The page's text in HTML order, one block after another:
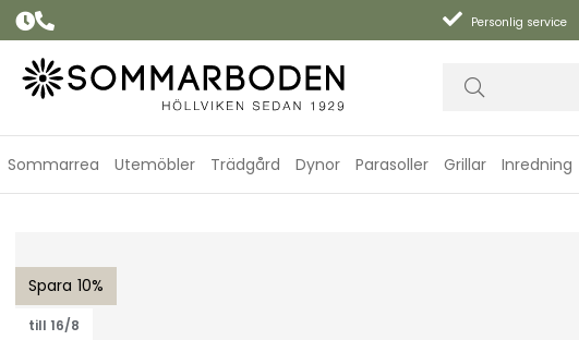
Personlig service
Sommarrea Utemöbler Trädgård Dynor Parasoller Grillar Inredning
10
till 16/8